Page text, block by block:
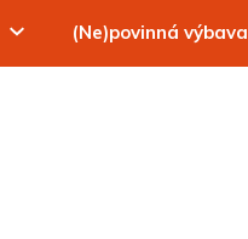
(Ne)povinná výbava